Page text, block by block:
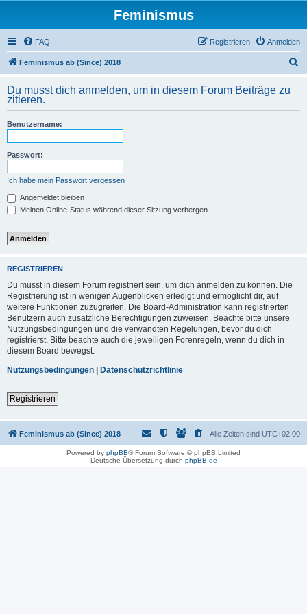
Feminismus
FAQ Anmelden
Registrieren
Feminismus ab (Since) 2018
h
Du musst dich anmelden, um in diesem Forum Beiträge zu
zitieren.
Benutzername:
Passwort:
Ich habe mein Passwort vergessen
Angemeldet bleiben
Meinen Online-Status während dieser Sitzung verbergen
REGISTRIEREN
Du musst in diesem Forum registriert sein, um dich anmelden zu können. Die
Registrierung ist in wenigen Augenblicken erledigt und ermöglicht dir, auf
weitere Funktionen zuzugreifen. Die Board-Administration kann registrierten
Benutzern auch zusätzliche Berechtigungen zuweisen. Beachte bitte unsere
Nutzungsbedingungen und die verwandten Regelungen, bevor du dich
registrierst. Bitte beachte auch die jeweiligen Forenregeln, wenn du dich in
diesem Board bewegst.
Nutzungsbedingungen | Datenschutzrichtlinie
Registrieren
Feminismus ab (Since) 2018 Alle Zeiten sind UTC+02:00
Powered by phpBB® Forum Software © phpBB Limited
Deutsche Übersetzung durch phpBB.de